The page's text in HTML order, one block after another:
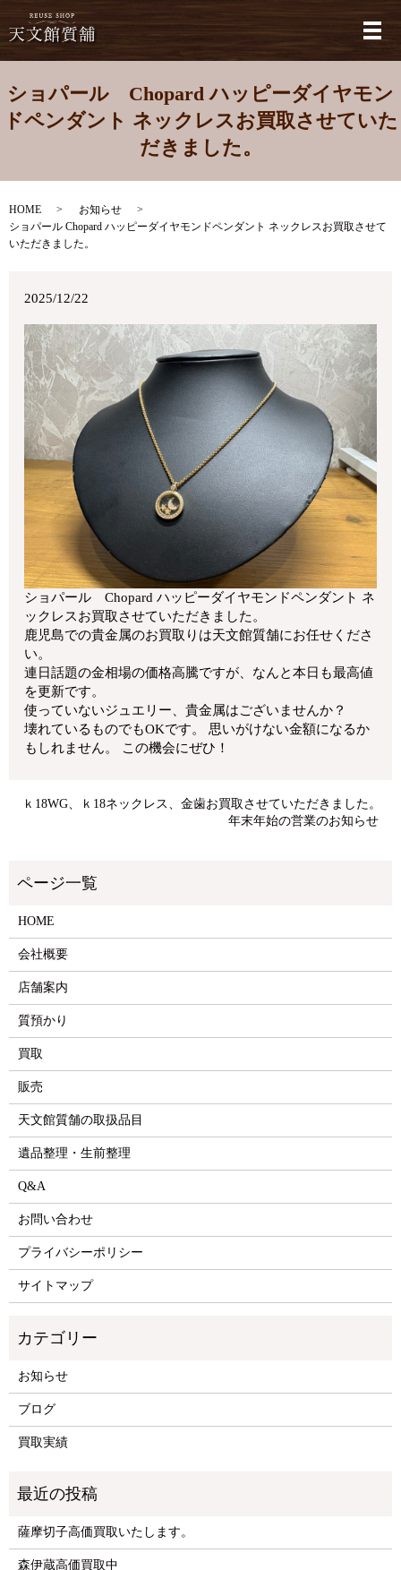
メ
ショパール Chopard ハッピーダイヤモン
ドペンダント ネックレスお買取させていた
だきました。
HOME
お知らせ
ショパール Chopard ハッピーダイヤモンドペンダント ネックレスお買取させて
いただきました。
2025/12/22
ショパール Chopard ハッピーダイヤモンドペンダント ネ
ックレスお買取させていただきました。
鹿児島での貴金属のお買取りは天文館質舗にお任せくださ
い。
連日話題の金相場の価格高騰ですが、なんと本日も最高値
を更新です。
使っていないジュエリー、貴金属はございませんか？
壊れているものでもOKです。 思いがけない金額になるか
もしれません。 この機会にぜひ！
ｋ18WG、ｋ18ネックレス、金歯お買取させていただきました。
年末年始の営業のお知らせ
HOME
会社概要
店舗案内
質預かり
買取
販売
天文館質舗の取扱品目
遺品整理・生前整理
Q&A
お問い合わせ
プライバシーポリシー
サイトマップ
お知らせ
ブログ
買取実績
薩摩切子高価買取いたします。
森伊蔵高価買取中